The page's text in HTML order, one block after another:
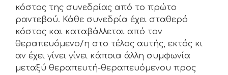
κόστος της συνεδρίας από το πρώτο
ραντεβού. Κάθε συνεδρία έχει σταθερό
κόστος και καταβάλλεται από τον
θεραπευόμενο/η στο τέλος αυτής, εκτός κι
αν έχει γίνει γίνει κάποια άλλη συμφωνία
μεταξύ θεραπευτή-θεραπευόμενου προς